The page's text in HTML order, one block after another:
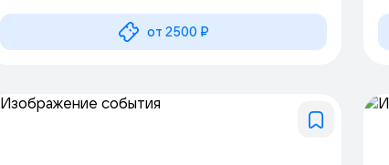
от 2500 ₽